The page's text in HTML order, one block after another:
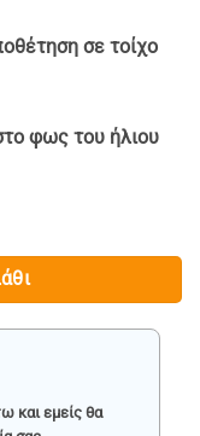
σε τοίχο
φως του ήλιου
ΜΕ ΑΝΙΧΝΕΥΤΗ
και εμείς θα